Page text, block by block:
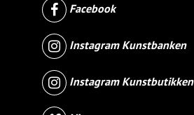
Facebook
Instagram Kunstbanken
Instagram Kunstbutikken